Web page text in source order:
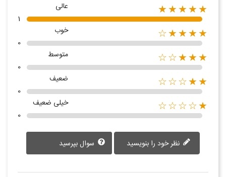
★★★★★
عالی
1
★★★★☆
خوب
0
★★★☆☆
متوسط
0
★★☆☆☆
ضعیف
0
★☆☆☆☆
خیلی ضعیف
0
سوال بپرسید